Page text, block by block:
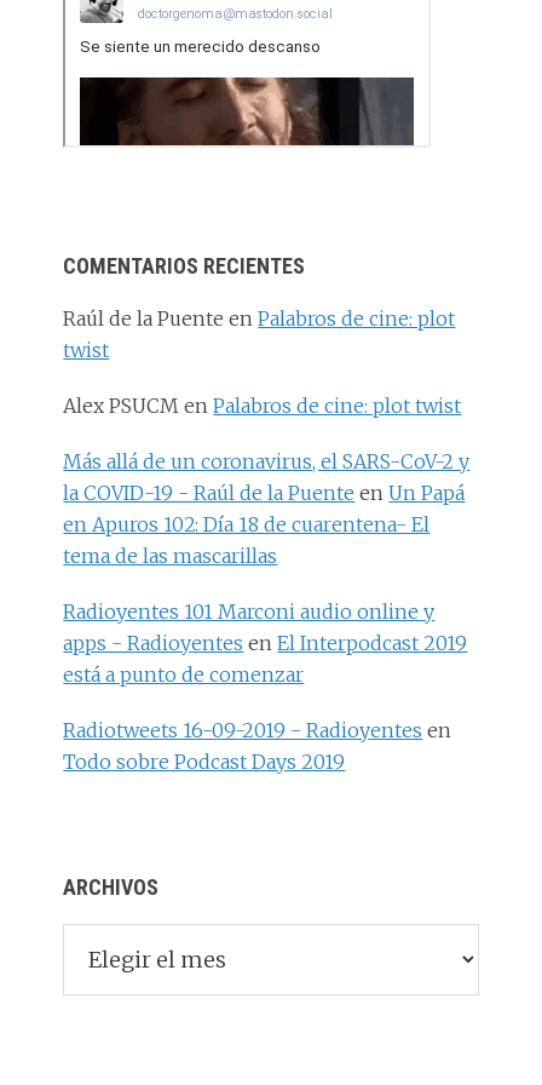
COMENTARIOS RECIENTES
Raúl de la Puente enPalabros de cine: plot
twist
Alex PSUCM enPalabros de cine: plot twist
Más allá de un coronavirus, el SARS-CoV-2 y
la COVID-19 - Raúl de la Puente enUn Papá
en Apuros 102: Día 18 de cuarentena- El
tema de las mascarillas
Radioyentes 101 Marconi audio online y
apps - Radioyentes enEl Interpodcast 2019
está a punto de comenzar
Radiotweets 16-09-2019 - Radioyentes en
Todo sobre Podcast Days 2019
ARCHIVOS